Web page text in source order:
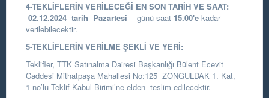
4-TEKLİFLERİN VERİLECEĞİ EN SON TARİH VE SAAT:
02.12.2024 tarih Pazartesi günü saat 15.00'e kadar
verilebilecektir.
5-TEKLİFLERİN VERİLME ŞEKLİ VE YERİ:
Teklifler, TTK Satınalma Dairesi Başkanlığı Bülent Ecevit
Caddesi Mithatpaşa Mahallesi No:125 ZONGULDAK 1. Kat,
1 no’lu Teklif Kabul Birimi’ne elden teslim edilecektir.